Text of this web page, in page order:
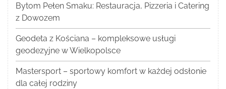
Bytom Pełen Smaku: Restauracja, Pizzeria i Catering
z Dowozem
Geodeta z Kościana – kompleksowe usługi
geodezyjne w Wielkopolsce
Mastersport – sportowy komfort w każdej odsłonie
dla całej rodziny